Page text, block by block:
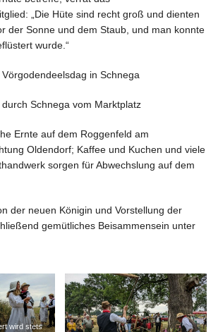
„Die Hüte sind recht groß und dienten
der Sonne und dem Staub, und man konnte
wurde.“
in Schnega
Schnega vom Marktplatz
Ernte auf dem Roggenfeld am
Oldendorf; Kaffee und Kuchen und viele
sorgen für Abwechslung auf dem
der neuen Königin und Vorstellung der
gemütliches Beisammensein unter
wird stets